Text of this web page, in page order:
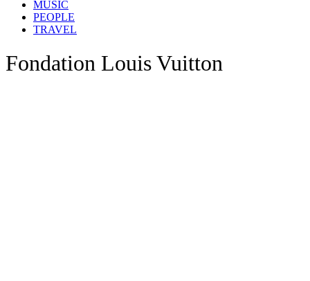
MUSIC
PEOPLE
TRAVEL
Fondation Louis Vuitton